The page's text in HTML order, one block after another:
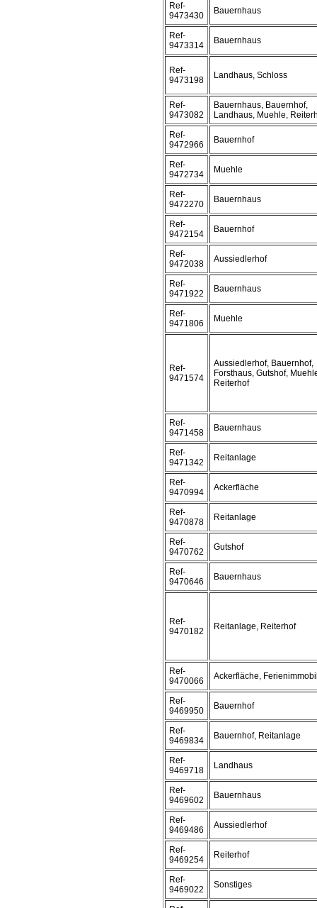
Ref-
9473430
Bauernhaus
Ref-
9473314
Bauernhaus
Ref-
9473198
Landhaus, Schloss
Ref-
9473082
Bauernhaus, Bauernhof,
Landhaus, Muehle,
Ref-
9472966
Bauernhof
Ref-
9472734
Muehle
Ref-
9472270
Bauernhaus
Ref-
9472154
Bauernhof
Ref-
9472038
Aussiedlerhof
Ref-
9471922
Bauernhaus
Ref-
9471806
Muehle
Ref-
9471574
Aussiedlerhof, Bauernhof,
Forsthaus, Gutshof,
Reiterhof
Ref-
9471458
Bauernhaus
Ref-
9471342
Reitanlage
Ref-
9470994
Ackerfläche
Ref-
9470878
Reitanlage
Ref-
9470762
Gutshof
Ref-
9470646
Bauernhaus
Ref-
9470182
Reitanlage, Reiterhof
Ref-
9470066
Ackerfläche,
Ref-
9469950
Bauernhof
Ref-
9469834
Bauernhof, Reitanlage
Ref-
9469718
Landhaus
Ref-
9469602
Bauernhaus
Ref-
9469486
Aussiedlerhof
Ref-
9469254
Reiterhof
Ref-
9469022
Sonstiges